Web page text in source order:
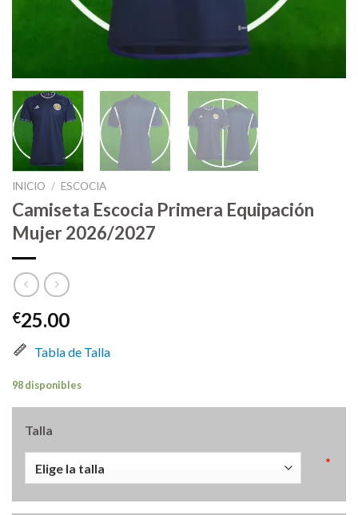
INICIO / ESCOCIA
Camiseta Escocia Primera Equipación
Mujer 2026/2027
€25.00
Tabla de Talla
98 disponibles
Talla
*